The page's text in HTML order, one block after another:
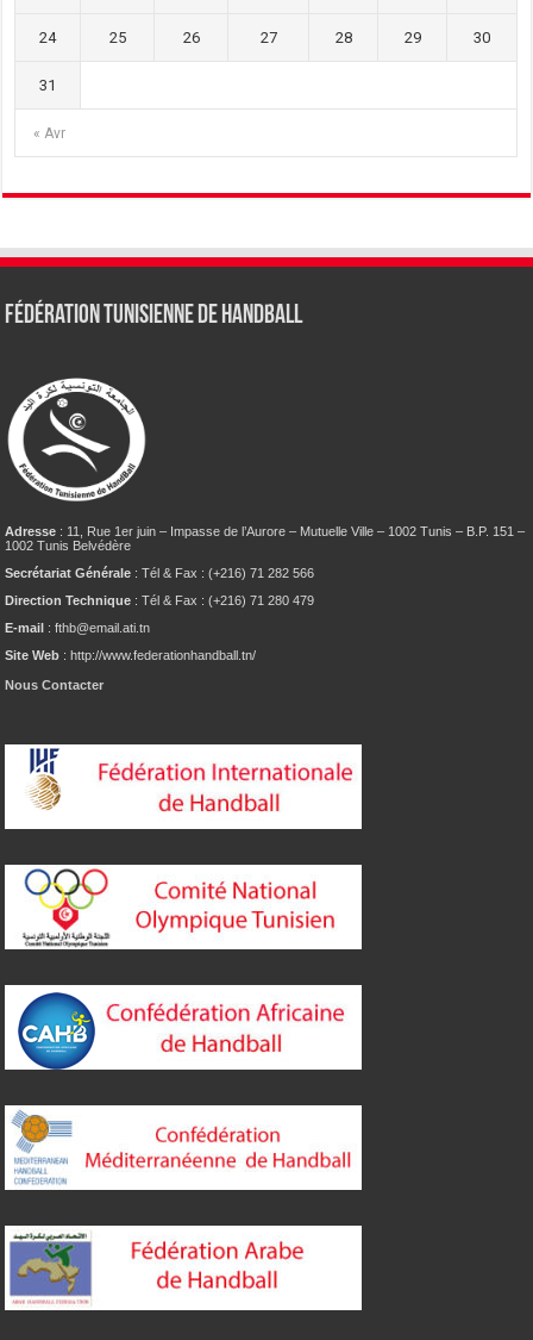
« Avr
24 25 26 27 28 29 30
31
Fédération tunisienne de Handball
Adresse : 11, Rue 1er juin – Impasse de l’Aurore – Mutuelle Ville – 1002 Tunis – B.P. 151 –
1002 Tunis Belvédère
Secrétariat Générale : Tél & Fax : (+216) 71 282 566
Direction Technique : Tél & Fax : (+216) 71 280 479
E-mail : fthb@email.ati.tn
Site Web : http://www.federationhandball.tn/
Nous Contacter